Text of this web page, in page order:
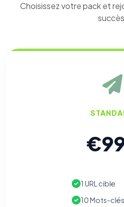
Choisissez votre pack et
1 URL cible
10 Mots-clés